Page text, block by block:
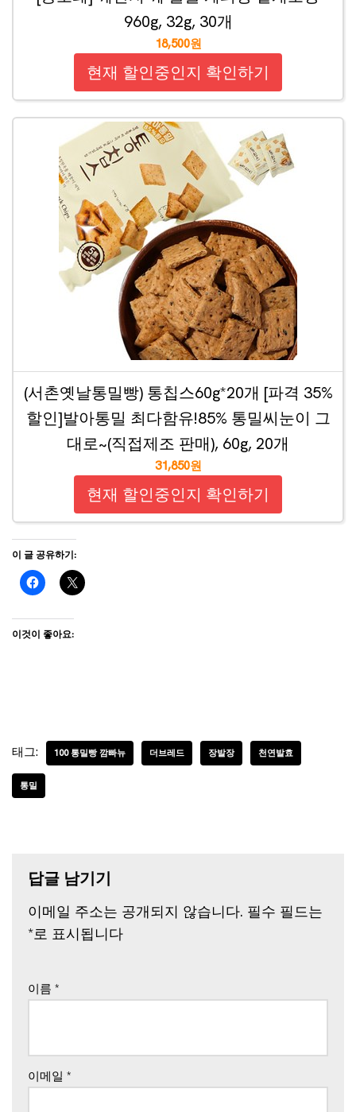
960g, 32g, 30개
18,500원
현재 할인중인지 확인하기
(서촌옛날통밀빵) 통칩스60g*20개 [파격 35%
할인]발아통밀 최다함유!85% 통밀씨눈이 그
대로~(직접제조 판매), 60g, 20개
31,850원
현재 할인중인지 확인하기
이 글 공유하기:
이것이 좋아요:
태그: 100 통밀빵 깜빠뉴 더브레드 장발장 천연발효
통밀
답글 남기기
이메일 주소는 공개되지 않습니다. 필수 필드는
*로 표시됩니다
이름 *
이메일 *